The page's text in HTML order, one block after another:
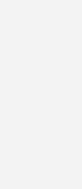
und neuen
auf ihren